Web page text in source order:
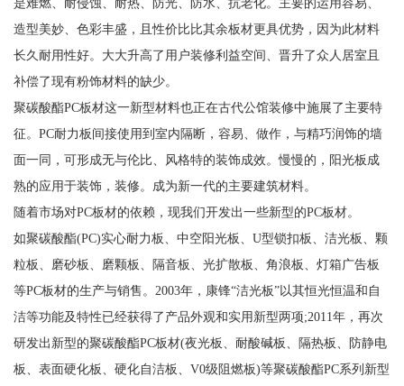
造型美妙、色彩丰盛，且性价比比其余板材更具优势，因为此材料
长久耐用性好。大大升高了用户装修利益空间、晋升了众人居室且
补偿了现有粉饰材料的缺少。
聚碳酸酯PC板材这一新型材料也正在古代公馆装修中施展了主要特
征。PC耐力板间接使用到室内隔断，容易、做作，与精巧润饰的墙
面一同，可形成无与伦比、风格特的装饰成效。慢慢的，阳光板成
熟的应用于装饰，装修。成为新一代的主要建筑材料。
随着市场对PC板材的依赖，现我们开发出一些新型的PC板材。
如聚碳酸酯(PC)实心耐力板、中空阳光板、U型锁扣板、洁光板、颗
粒板、磨砂板、磨颗板、隔音板、光扩散板、角浪板、灯箱广告板
等PC板材的生产与销售。2003年，康锋“洁光板”以其恒光恒温和自
洁等功能及特性已经获得了产品外观和实用新型两项;2011年，再次
研发出新型的聚碳酸酯PC板材(夜光板、耐酸碱板、隔热板、防静电
板、表面硬化板、硬化自洁板、V0级阻燃板)等聚碳酸酯PC系列新型